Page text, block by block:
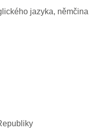
jazyka, němčina